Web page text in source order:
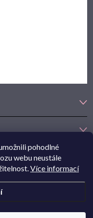
pohodlné
webu neustále
Více informací
zlaté náušnice,dětské
zlata